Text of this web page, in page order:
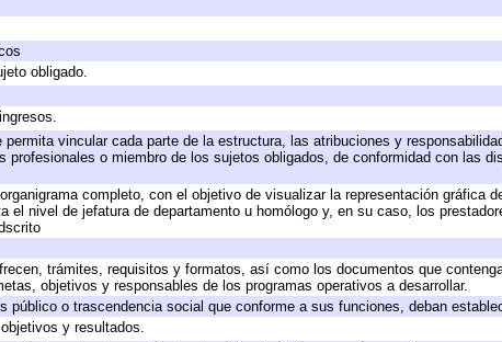
obligado.
vincular cada parte de la estructura, las atribuciones y
o miembro de los sujetos obligados, de conformidad con las
completo, con el objetivo de visualizar la representación gráfica
el nivel de jefatura de departamento u homólogo y, en su caso, los
trámites, requisitos y formatos, así como los documentos que
objetivos y responsables de los programas operativos a desarrollar.
o trascendencia social que conforme a sus funciones, deban
y resultados.